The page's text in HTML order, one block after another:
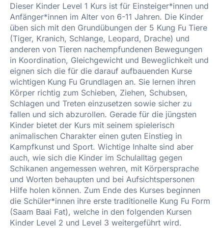
Dieser Kinder Level 1 Kurs ist für Einsteiger*innen und
Anfänger*innen im Alter von 6-11 Jahren. Die Kinder
üben sich mit den Grundübungen der 5 Kung Fu Tiere
(Tiger, Kranich, Schlange, Leopard, Drache) und
anderen von Tieren nachempfundenen Bewegungen
in Koordination, Gleichgewicht und Beweglichkeit und
eignen sich die für die darauf aufbauenden Kurse
wichtigen Kung Fu Grundlagen an. Sie lernen ihren
Körper richtig zum Schieben, Ziehen, Schubsen,
Schlagen und Treten einzusetzen sowie sicher zu
fallen und sich abzurollen. Gerade für die jüngsten
Kinder bietet der Kurs mit seinem spielerisch
animalischen Charakter einen guten Einstieg in
Kampfkunst und Sport. Wichtige Inhalte sind aber
auch, wie sich die Kinder im Schulalltag gegen
Schikanen angemessen wehren, mit Körpersprache
und Worten behaupten und bei Aufsichtspersonen
Hilfe holen können. Zum Ende des Kurses beginnen
die Schüler*innen ihre erste traditionelle Kung Fu Form
(Saam Baai Fat), welche in den folgenden Kursen
Kinder Level 2 und Level 3 weitergeführt wird.